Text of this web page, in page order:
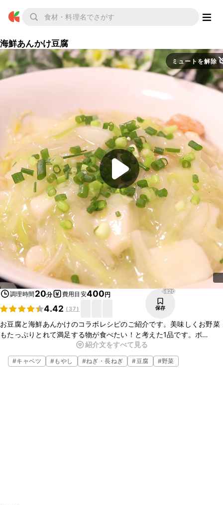
海鮮あんかけ豆腐
ミュートを解除
調理時間 20分 費用目安400円
4.42 ( 37)
5820
保存
お豆腐と海鮮あんかけのコラボレシピのご紹介です。美味しくお野菜
もたっぷりとれて満足する物が食べたい！と考えた1品です。ボ
リューミーで胃袋を満足させてくれる仕上がりになっています！
紹介文をすべて見る
#キャベツ #もやし #ねぎ・長ねぎ #豆腐 #野菜